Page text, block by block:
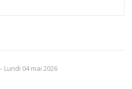
Lundi 04 mai 2026